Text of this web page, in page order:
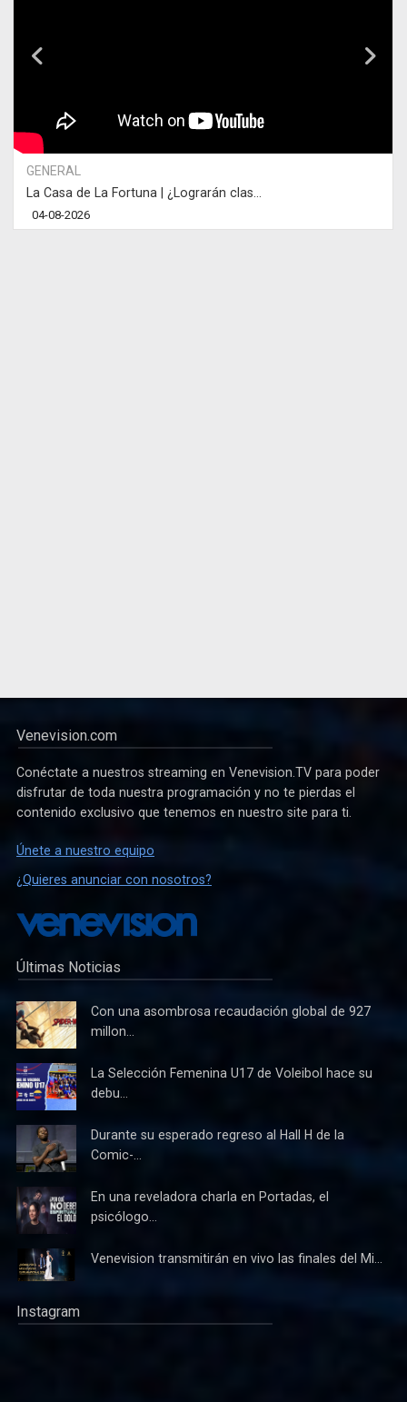
GENERAL
La Casa de La Fortuna | ¿Lograrán clas...
04-08-2026
Venevision.com
Conéctate a nuestros streaming en Venevision.TV para poder
disfrutar de toda nuestra programación y no te pierdas el
contenido exclusivo que tenemos en nuestro site para ti.
Únete a nuestro equipo
¿Quieres anunciar con nosotros?
Últimas Noticias
Con una asombrosa recaudación global de 927
millon...
La Selección Femenina U17 de Voleibol hace su
debu...
Durante su esperado regreso al Hall H de la
Comic-...
En una reveladora charla en Portadas, el
psicólogo...
Venevision transmitirán en vivo las finales del Mi...
Instagram